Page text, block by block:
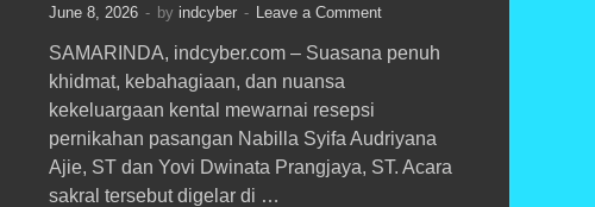
June 8, 2026 - by indcyber - Leave a Comment
SAMARINDA, indcyber.com – Suasana penuh
khidmat, kebahagiaan, dan nuansa
kekeluargaan kental mewarnai resepsi
pernikahan pasangan Nabilla Syifa Audriyana
Ajie, ST dan Yovi Dwinata Prangjaya, ST. Acara
sakral tersebut digelar di …